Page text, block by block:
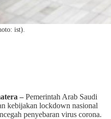
ist).
– Pemerintah Arab Saudi
kebijakan lockdown nasional
penyebaran virus corona.